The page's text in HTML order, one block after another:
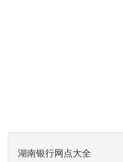
湖南银行网点大全